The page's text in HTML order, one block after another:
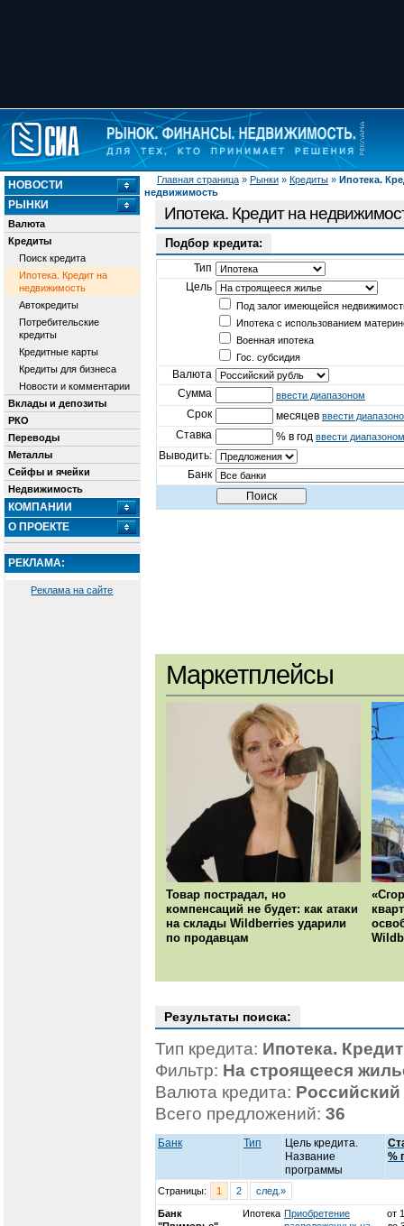
Главная страница » Рынки » Кредиты » Ипотека.
недвижимость
НОВОСТИ
РЫНКИ
Валюта
Кредиты
Поиск кредита
Ипотека. Кредит на
недвижимость
Автокредиты
Потребительские
кредиты
Кредитные карты
Кредиты для бизнеса
Новости и комментарии
Вклады и депозиты
РКО
Переводы
Металлы
Сейфы и ячейки
Недвижимость
КОМПАНИИ
О ПРОЕКТЕ
РЕКЛАМА:
Реклама на сайте
Ипотека. Кредит на
Подбор кредита:
Тип
Цель
Под залог имеющейся
Ипотека с использованием
Военная ипотека
Гос. субсидия
Валюта
Сумма
ввести диапазоном
Срок месяцев ввести
Ставка % в год ввести диапазоном
Выводить:
Банк
Маркетплейсы
Товар пострадал, но
компенсаций не будет: как атаки
на склады Wildberries ударили
по продавцам
Результаты поиска:
Тип кредита: Ипотека.
Фильтр: На строящееся
Валюта кредита:
Всего предложений: 36
Банк Тип
Цель кредита.
Название
программы
%
Страницы: 1 2 след.»
Банк
Ипотека Приобретение
от